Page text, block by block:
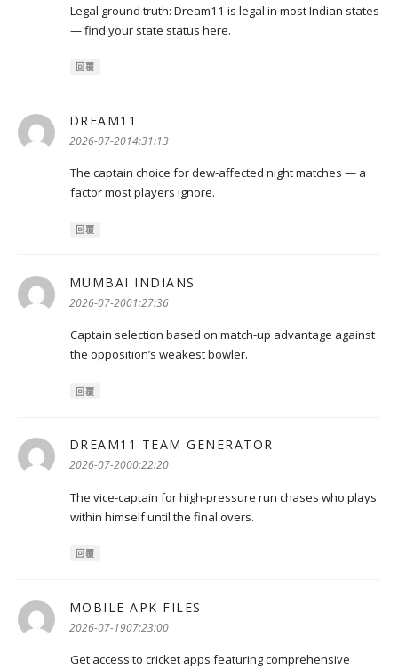
Legal ground truth: Dream11 is legal in most Indian states
— find your state status here.
回覆
DREAM11
示:
2026-07-2014:31:13
The captain choice for dew-affected night matches — a
factor most players ignore.
回覆
MUMBAI INDIANS
2026-07-2001:27:36
Captain selection based on match-up advantage against
the opposition’s weakest bowler.
回覆
DREAM11 TEAM GENERATOR
2026-07-2000:22:20
The vice-captain for high-pressure run chases who plays
within himself until the final overs.
回覆
MOBILE APK FILES
2026-07-1907:23:00
Get access to cricket apps featuring comprehensive